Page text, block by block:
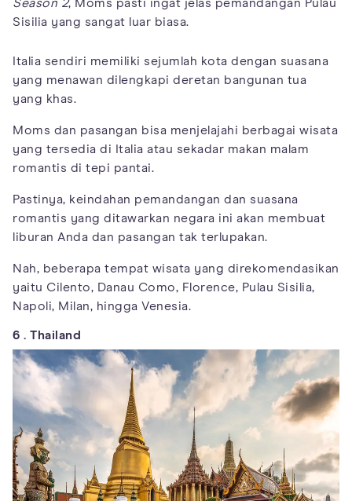
Season 2, Moms pasti ingat jelas pemandangan Pulau
Sisilia yang sangat luar biasa.
Italia sendiri memiliki sejumlah kota dengan suasana
yang menawan dilengkapi deretan bangunan tua
yang khas.
Moms dan pasangan bisa menjelajahi berbagai wisata
yang tersedia di Italia atau sekadar makan malam
romantis di tepi pantai.
Pastinya, keindahan pemandangan dan suasana
romantis yang ditawarkan negara ini akan membuat
liburan Anda dan pasangan tak terlupakan.
Nah, beberapa tempat wisata yang direkomendasikan
yaitu Cilento, Danau Como, Florence, Pulau Sisilia,
Napoli, Milan, hingga Venesia.
6 . Thailand